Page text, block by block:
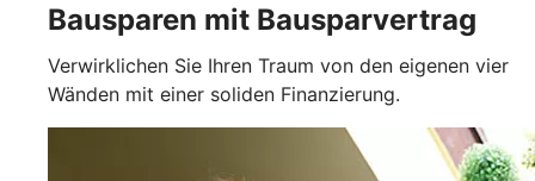
Bausparen mit Bausparvertrag
Verwirklichen Sie Ihren Traum von den eigenen vier
Wänden mit einer soliden Finanzierung.